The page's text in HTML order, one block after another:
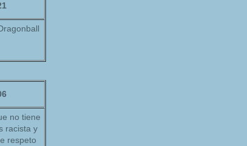
no tiene
racista y
respeto